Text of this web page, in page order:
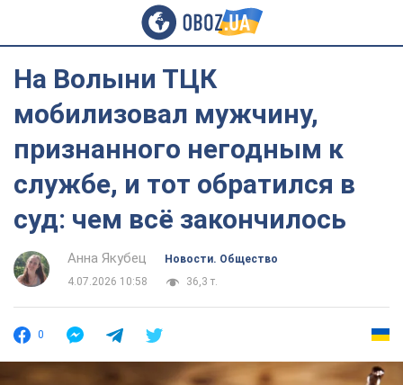
На Волыни ТЦК
мобилизовал мужчину,
признанного негодным к
службе, и тот обратился в
суд: чем всё закончилось
Анна Якубец
Новости. Общество
4.07.2026 10:58
36,3 т.
0